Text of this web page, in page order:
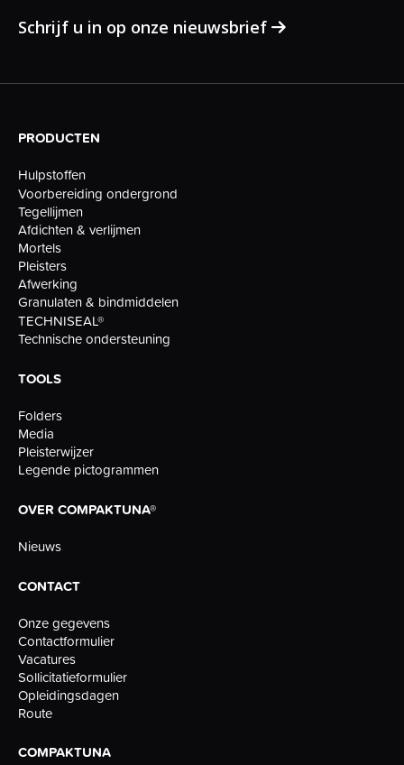
Schrijf u in op onze nieuwsbrief
PRODUCTEN
Hulpstoffen
Voorbereiding ondergrond
Tegellijmen
Afdichten & verlijmen
Mortels
Pleisters
Afwerking
Granulaten & bindmiddelen
TECHNISEAL®
Technische ondersteuning
TOOLS
Folders
Media
Pleisterwijzer
Legende pictogrammen
OVER COMPAKTUNA®
Nieuws
CONTACT
Onze gegevens
Contactformulier
Vacatures
Sollicitatieformulier
Opleidingsdagen
Route
COMPAKTUNA